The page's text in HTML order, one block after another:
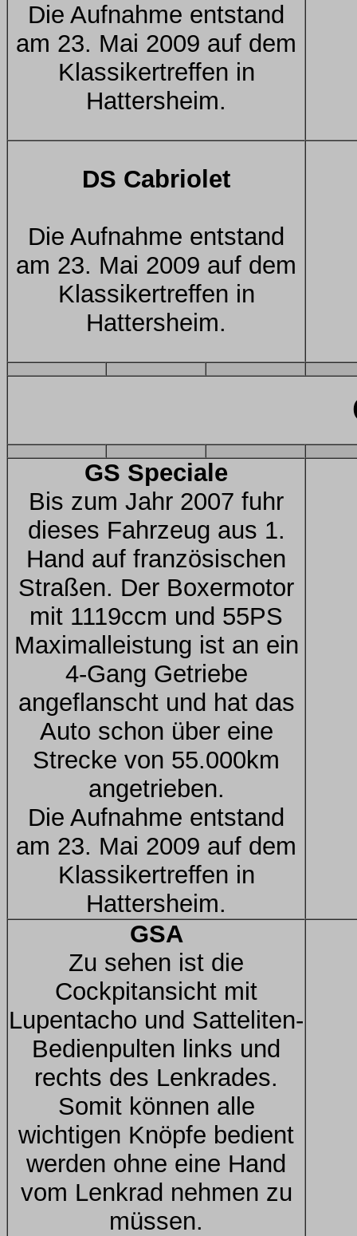
Die Aufnahme entstand
am 23. Mai 2009 auf dem
Klassikertreffen in
Hattersheim.
DS Cabriolet
Die Aufnahme entstand
am 23. Mai 2009 auf dem
Klassikertreffen in
Hattersheim.
GS Speciale
Bis zum Jahr 2007 fuhr
dieses Fahrzeug aus 1.
Hand auf französischen
Straßen. Der Boxermotor
mit 1119ccm und 55PS
Maximalleistung ist an ein
4-Gang Getriebe
angeflanscht und hat das
Auto schon über eine
Strecke von 55.000km
angetrieben.
Die Aufnahme entstand
am 23. Mai 2009 auf dem
Klassikertreffen in
Hattersheim.
GSA
Zu sehen ist die
Cockpitansicht mit
Lupentacho und Satteliten-
Bedienpulten links und
rechts des Lenkrades.
Somit können alle
wichtigen Knöpfe bedient
werden ohne eine Hand
vom Lenkrad nehmen zu
müssen.